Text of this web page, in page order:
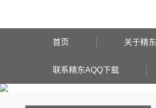
首页 关于精
联系精东AQQ下载